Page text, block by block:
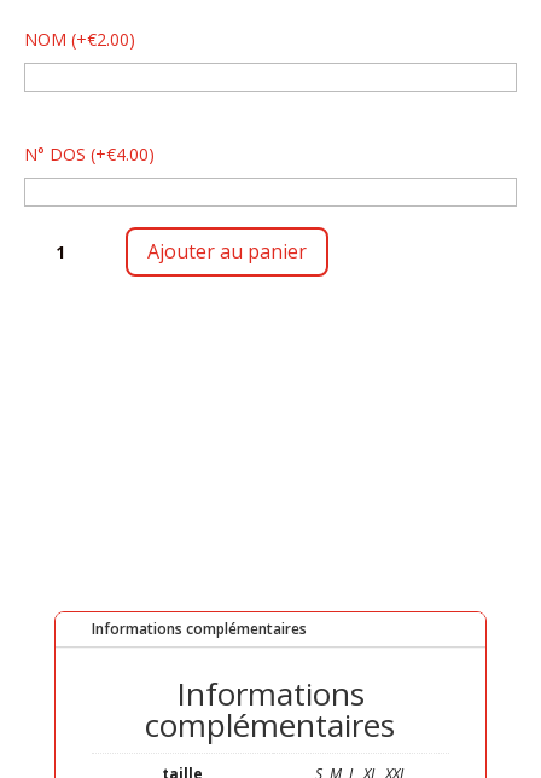
NOM (+€2.00)
N° DOS (+€4.00)
Ajouter au panier
Informations complémentaires
Informations
complémentaires
taille S, M, L, XL, XXL